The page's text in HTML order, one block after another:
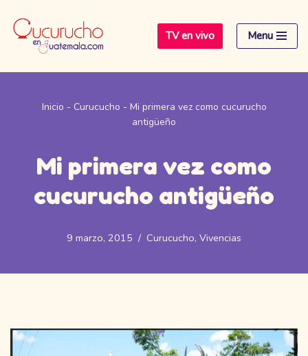
Saltar
contenido
TV en vivo Menu
Inicio - Curucucho - Mi primera vez como cucurucho
antigüeño
Mi primera vez como
cucurucho antigüeño
9 marzo, 2015 Curucucho, Vivencias